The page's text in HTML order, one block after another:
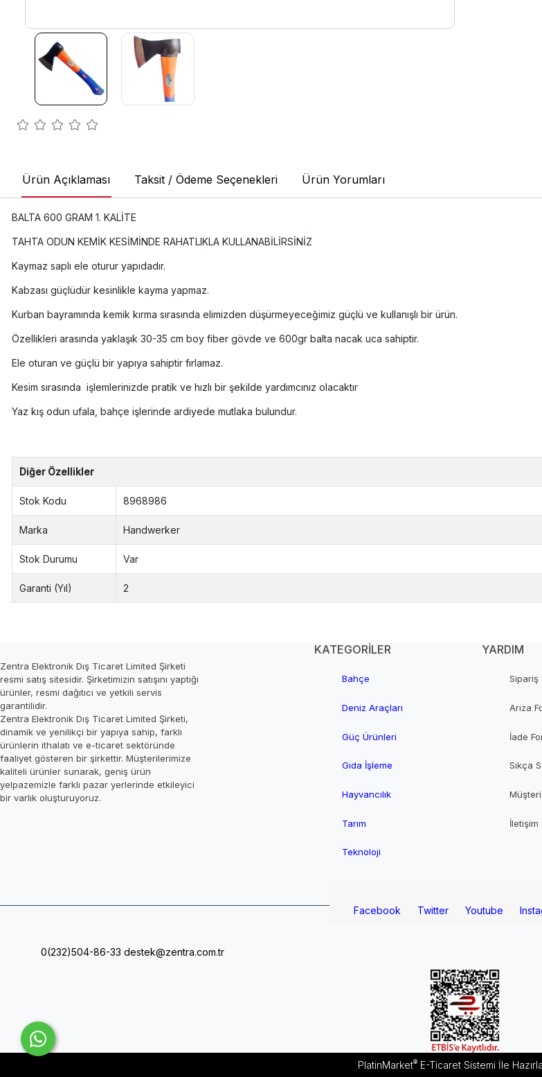
Ürün Açıklaması Taksit / Ödeme Seçenekleri Ürün Yorumları
BALTA 600 GRAM 1. KALİTE
TAHTA ODUN KEMİK KESİMİNDE RAHATLIKLA KULLANABİLİRSİNİZ
Kaymaz saplı ele oturur yapıdadır.
Kabzası güçlüdür kesinlikle kayma yapmaz.
Kurban bayramında kemik kırma sırasında elimizden düşürmeyeceğimiz güçlü ve kullanışlı bir ürün.
Özellikleri arasında yaklaşık 30-35 cm boy fiber gövde ve 600gr balta nacak uca sahiptir.
Ele oturan ve güçlü bir yapıya sahiptir fırlamaz.
Kesim sırasında işlemlerinizde pratik ve hızlı bir şekilde yardımcınız olacaktır
Yaz kış odun ufala, bahçe işlerinde ardiyede mutlaka bulundur.
Diğer Özellikler
Stok Kodu 8968986
Marka Handwerker
Stok Durumu Var
Garanti (Yıl) 2
Zentra Elektronik Dış Ticaret Limited Şirketi
resmi satış sitesidir. Şirketimizin satışını yaptığı
ürünler, resmi dağıtıcı ve yetkili servis
garantilidir.
Zentra Elektronik Dış Ticaret Limited Şirketi,
dinamik ve yenilikçi bir yapıya sahip, farklı
ürünlerin ithalatı ve e-ticaret sektöründe
faaliyet gösteren bir şirkettir. Müşterilerimize
kaliteli ürünler sunarak, geniş ürün
yelpazemizle farklı pazar yerlerinde etkileyici
bir varlık oluşturuyoruz.
KATEGORİLER
Bahçe
Deniz Araçları
Güç Ürünleri
Gıda İşleme
Hayvancılık
Tarım
Teknoloji
YARDIM
Sipariş
Arıza
İade
Sıkça
İletişim
Facebook Twitter Youtube
0(232)504-86-33 destek@zentra.com.tr
PlatinMarket®E-Ticaret Sistemiİle